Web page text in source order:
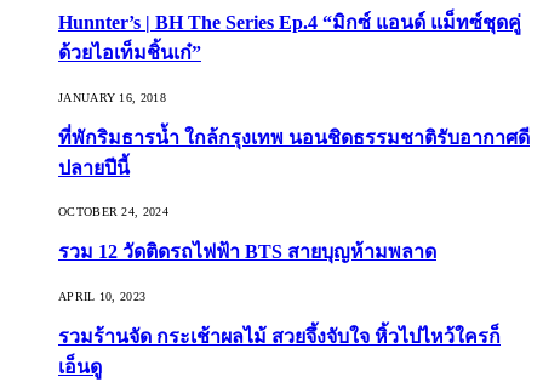
Hunnter’s | BH The Series Ep.4 “มิกซ์ แอนด์ แม็ทซ์ชุดคู่
ด้วยไอเท็มชิ้นเก๋”
JANUARY 16, 2018
ที่พักริมธารน้ำ ใกล้กรุงเทพ นอนชิดธรรมชาติรับอากาศดี
ปลายปีนี้
OCTOBER 24, 2024
รวม 12 วัดติดรถไฟฟ้า BTS สายบุญห้ามพลาด
APRIL 10, 2023
รวมร้านจัด กระเช้าผลไม้ สวยจึ้งจับใจ หิ้วไปไหว้ใครก็
เอ็นดู